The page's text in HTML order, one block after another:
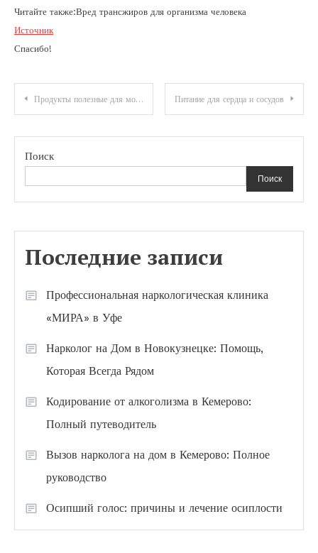
Читайте также:Вред трансжиров для организма человека
Источник
Спасибо!
Навигация
по
записям
Продукты полезные для мозга Питание для сердца и сосудов
Поиск
Поиск
Последние записи
Профессиональная наркологическая клиника
«МИРА» в Уфе
Нарколог на Дом в Новокузнецке: Помощь,
Которая Всегда Рядом
Кодирование от алкоголизма в Кемерово:
Полный путеводитель
Вызов нарколога на дом в Кемерово: Полное
руководство
Осипший голос: причины и лечение осиплости